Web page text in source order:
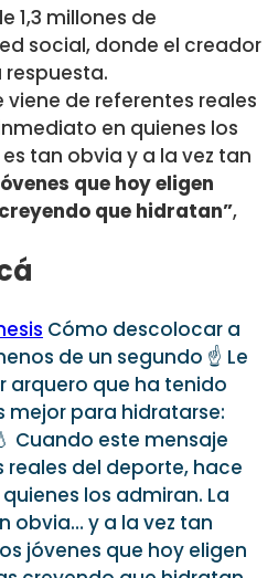
1,3 millones de
social, donde el creador
de referentes reales
en quienes los
tan obvia y a la vez tan
que hoy eligen
que hidratan”,
Cómo descolocar a
de un segundo ☝️ Le
arquero que ha tenido
mejor para hidratarse:
Cuando este mensaje
reales del deporte, hace
los admiran. La
obvia… y a la vez tan
jóvenes que hoy eligen